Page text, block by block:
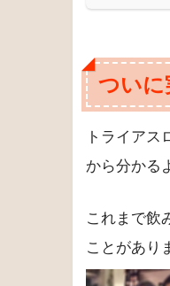
ついに
トライア
から分かる
これまで飲
ことがあり